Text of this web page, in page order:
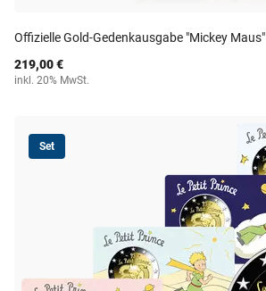
Offizielle Gold-Gedenkausgabe "Mickey Maus"
219,00 €
inkl. 20% MwSt.
Set